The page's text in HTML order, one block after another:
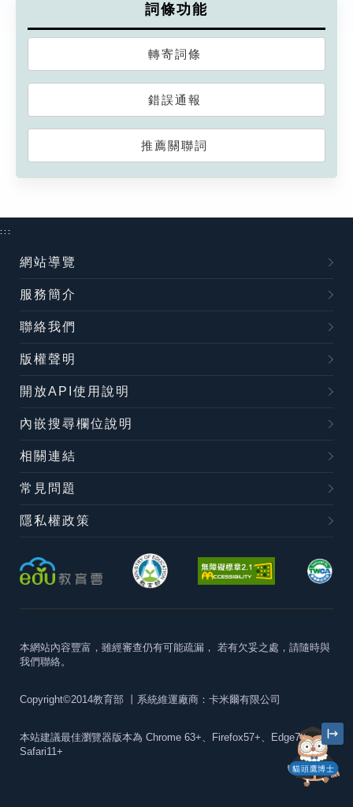
詞條功能
轉寄詞條
錯誤通報
推薦關聯詞
貓頭鷹博士
:::
網站導覽
服務簡介
聯絡我們
版權聲明
開放API使用說明
內嵌搜尋欄位說明
相關連結
常見問題
隱私權政策
本網站內容豐富，雖經審查仍有可能疏漏， 若有欠妥之處，請隨時與
我們聯絡。
Copyright©2014教育部 丨系統維運廠商：卡米爾有限公司
本站建議最佳瀏覽器版本為 Chrome 63+、Firefox57+、Edge79+及
Safari11+